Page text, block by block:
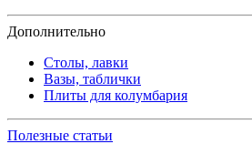
Дополнительно
Столы, лавки
Вазы, таблички
Плиты для колумбария
Полезные статьи